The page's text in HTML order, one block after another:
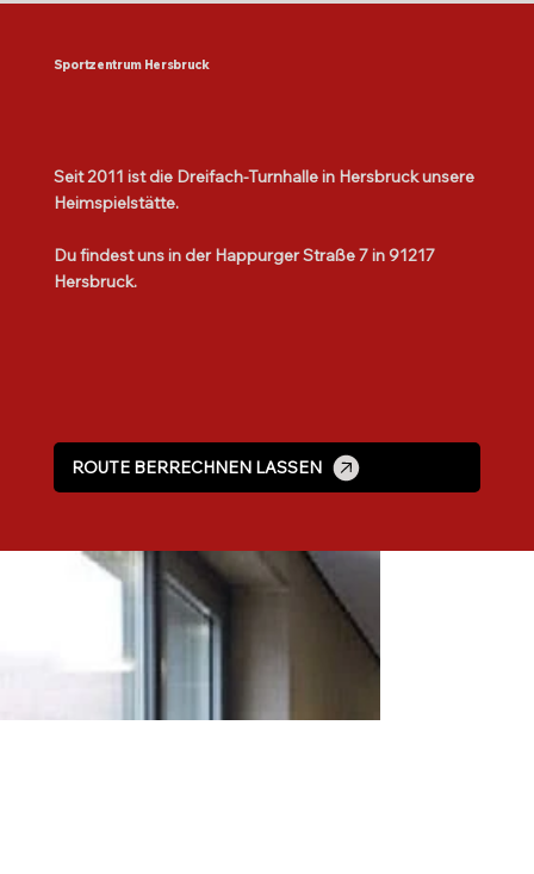
Sportzentrum Hersbruck
Seit 2011 ist die Dreifach-Turnhalle in Hersbruck unsere
Heimspielstätte.
Du findest uns in der Happurger Straße 7 in 91217
Hersbruck.
ROUTE BERRECHNEN LASSEN